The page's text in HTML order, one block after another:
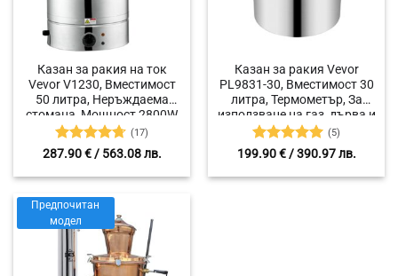
Казан за ракия на ток
Vevor V1230, Вместимост
50 литра, Неръждаема
стомана, Мощност 2800W
Оценено с
(17)
287.90€/ 563.08 лв.
Казан за ракия Vevor
PL9831-30, Вместимост 30
литра, Термометър, За
използване на газ, дърва и
електрически котлони
Оценено с
(5)
199.90€/ 390.97 лв.
Предпочитан
модел